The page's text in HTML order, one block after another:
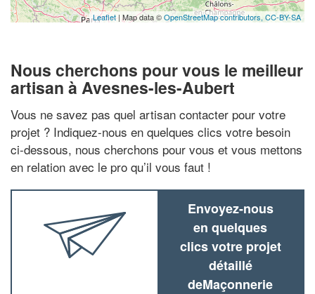
Leaflet| Map data ©OpenStreetMap contributors, CC-BY-SA
Nous cherchons pour vous le meilleur
artisan à Avesnes-les-Aubert
Vous ne savez pas quel artisan contacter pour votre
projet ? Indiquez-nous en quelques clics votre besoin
ci-dessous, nous cherchons pour vous et vous mettons
en relation avec le pro qu’il vous faut !
Envoyez-nous
en quelques
clics votre projet
détaillé
deMaçonnerie